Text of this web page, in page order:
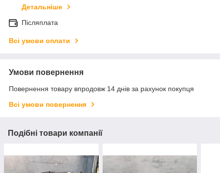
Детальніше
Післяплата
Всі умови оплати
Умови повернення
Повернення товару впродовж 14 днів за рахунок покупця
Всі умови повернення
Подібні товари компанії